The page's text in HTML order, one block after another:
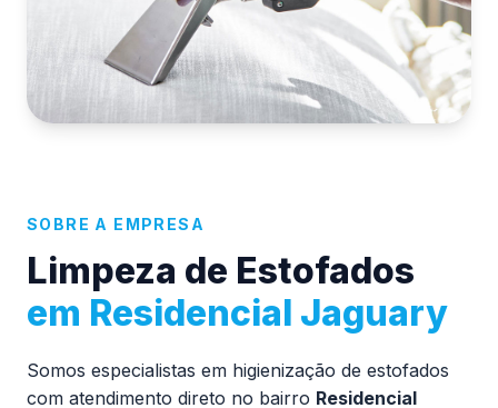
SOBRE A EMPRESA
Limpeza de Estofados
em Residencial Jaguary
Somos especialistas em higienização de estofados
com atendimento direto no bairro Residencial